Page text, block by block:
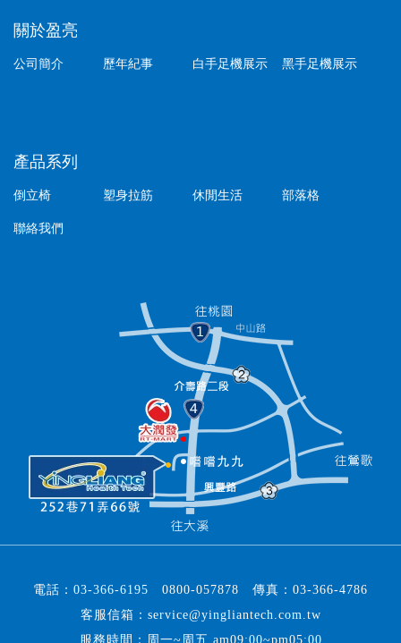
關於盈亮
公司簡介 歷年紀事 白手足機展示 黑手足機展示
產品系列
倒立椅 塑身拉筋 休閒生活 部落格
聯絡我們
電話： 03-366-6195 0800-057878 傳真： 03-366-4786
客服信箱： service@yingliantech.com.tw
服務時間：周一~周五 am09:00~pm05:00